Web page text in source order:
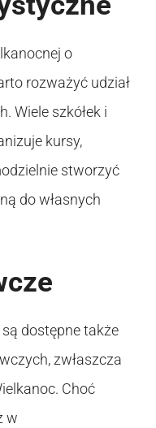
o
rozważyć udział
Wiele szkółek i
kursy,
stworzyć
do własnych
dostępne także
zwłaszcza
Choć
w